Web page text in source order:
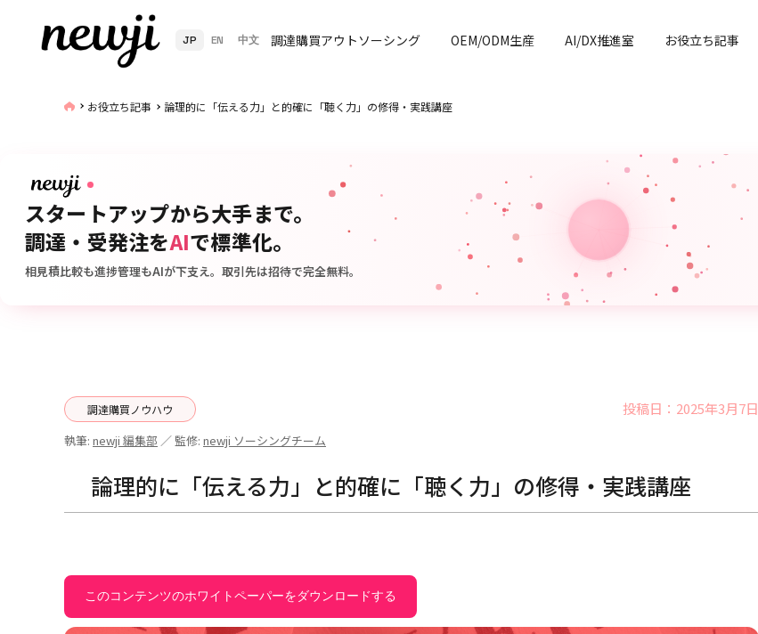
JP EN 中文 調達購買アウトソーシング OEM/ODM生産 AI/DX推進室 お役立ち記事
お役立ち記事 論理的に「伝える力」と的確に「聴く力」の修得・実践講座
スタートアップから大手まで。
調達・受発注をAIで標準化。
相見積比較も進捗管理もAIが下支え。取引先は招待で完全無料。
調達購買ノウハウ 投稿日：2025年3月7日
執筆: newji 編集部 ／ 監修: newji ソーシングチーム
論理的に「伝える力」と的確に「聴く力」の修得・実践講座
このコンテンツのホワイトペーパーをダウンロードする